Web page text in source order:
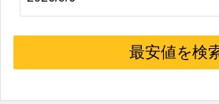
最安値を検